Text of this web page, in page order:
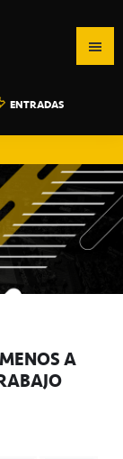
ENTRADAS
A